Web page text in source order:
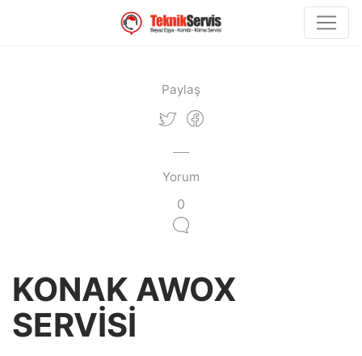
Paylaş
Yorum
0
KONAK AWOX
SERVİSİ